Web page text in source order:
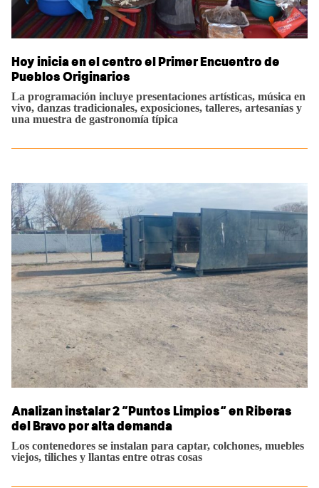
Hoy inicia en el centro el Primer Encuentro de
Pueblos Originarios
La programación incluye presentaciones artísticas, música en
vivo, danzas tradicionales, exposiciones, talleres, artesanías y
una muestra de gastronomía típica
Analizan instalar 2 “Puntos Limpios” en Riberas
del Bravo por alta demanda
Los contenedores se instalan para captar, colchones, muebles
viejos, tiliches y llantas entre otras cosas